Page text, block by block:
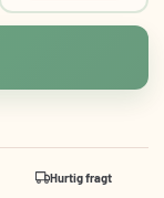
Hurtig fragt